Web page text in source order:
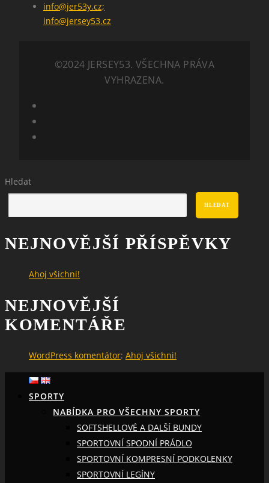
info@jer53y.cz;
info@jersey53.cz
©2024 JERSEY53. VŠECHNA PRÁVA
VYHRAZENA.
Hledat
HLEDAT
NEJNOVĚJŠÍ PŘÍSPĚVKY
Ahoj všichni!
NEJNOVĚJŠÍ
KOMENTÁŘE
WordPress komentátor: Ahoj všichni!
SPORTY
NABÍDKA PRO VŠECHNY SPORTY
SOFTSHELLOVÉ A DALŠÍ BUNDY
SPORTOVNÍ SPODNÍ PRÁDLO
SPORTOVNÍ KOMPRESNÍ PODKOLENKY
SPORTOVNÍ LEGÍNY